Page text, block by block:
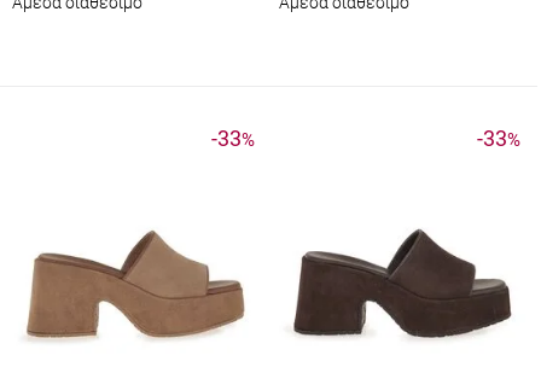
-33% -33%